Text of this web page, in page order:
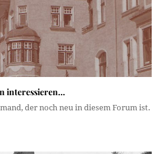
interessieren…
der noch neu in diesem Forum ist.